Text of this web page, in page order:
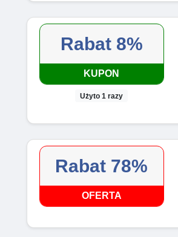
Rabat 8%
KUPON
Użyto 1 razy
Rabat 78%
OFERTA